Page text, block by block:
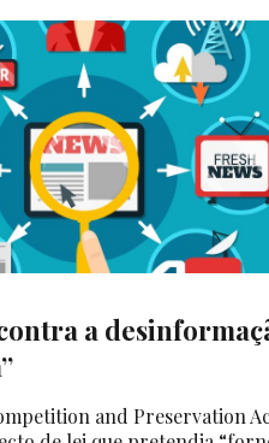
a
and Preservation